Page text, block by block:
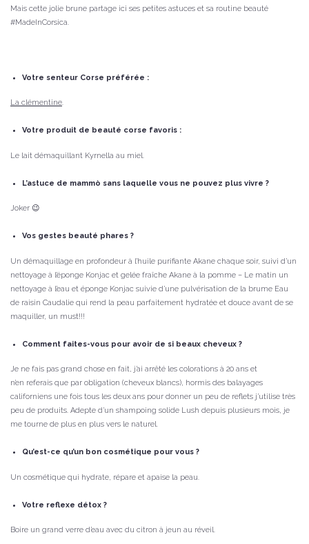
Mais cette jolie brune partage ici ses petites astuces et sa routine beauté
#MadeInCorsica.
Votre senteur Corse préférée :
La clémentine.
Votre produit de beauté corse favoris :
Le lait démaquillant Kyrnella au miel.
L’astuce de mammò sans laquelle vous ne pouvez plus vivre ?
Joker 😉
Vos gestes beauté phares ?
Un démaquillage en profondeur à l’huile purifiante Akane chaque soir, suivi d’un
nettoyage à l’éponge Konjac et gelée fraîche Akane à la pomme – Le matin un
nettoyage à l’eau et éponge Konjac suivie d’une pulvérisation de la brume Eau
de raisin Caudalie qui rend la peau parfaitement hydratée et douce avant de se
maquiller, un must!!!
Comment faites-vous pour avoir de si beaux cheveux ?
Je ne fais pas grand chose en fait, j’ai arrêté les colorations à 20 ans et
n’en referais que par obligation (cheveux blancs), hormis des balayages
californiens une fois tous les deux ans pour donner un peu de reflets j’utilise très
peu de produits. Adepte d’un shampoing solide Lush depuis plusieurs mois, je
me tourne de plus en plus vers le naturel.
Qu’est-ce qu’un bon cosmétique pour vous ?
Un cosmétique qui hydrate, répare et apaise la peau.
Votre reflexe détox ?
Boire un grand verre d’eau avec du citron à jeun au réveil.